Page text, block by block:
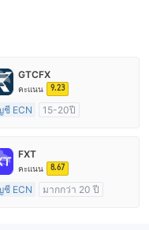
GTCFX
คะแนน 9.23
ECN
15-20ปี
นุญาต MT4 แบบเต็ม
FXT
คะแนน 8.67
ECN
มากกว่า 20 ปี